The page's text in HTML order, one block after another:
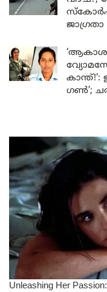
ജാഗ്രതാ
കാന്ത്!’:
ഗൺ’;